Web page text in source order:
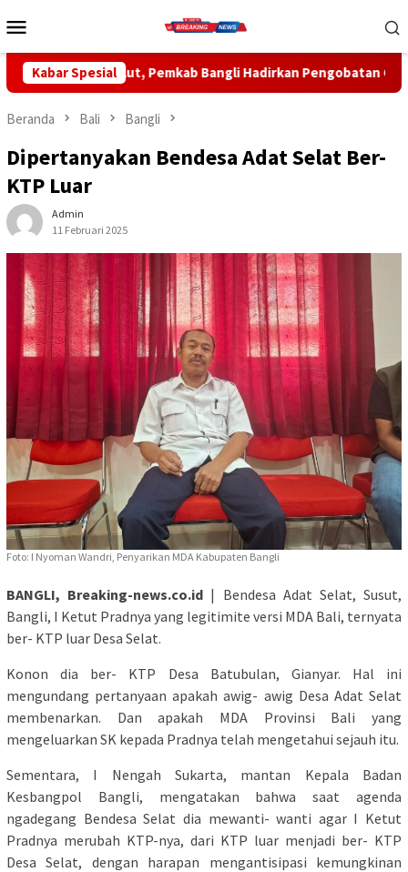
ke
Mobile
Kabar Spesial
Bangli Hadirkan Pengobatan Gratis di Empat Kecamatan
Beranda Bali Bangli
Dipertanyakan Bendesa Adat Selat Ber-
KTP Luar
Admin
11 Februari 2025
Foto: I Nyoman Wandri, Penyarikan MDA Kabupaten Bangli
BANGLI, Breaking-news.co.id | Bendesa Adat Selat, Susut,
Bangli, I Ketut Pradnya yang legitimite versi MDA Bali, ternyata
ber- KTP luar Desa Selat.
Konon dia ber- KTP Desa Batubulan, Gianyar. Hal ini
mengundang pertanyaan apakah awig- awig Desa Adat Selat
membenarkan. Dan apakah MDA Provinsi Bali yang
mengeluarkan SK kepada Pradnya telah mengetahui sejauh itu.
Sementara, I Nengah Sukarta, mantan Kepala Badan
Kesbangpol Bangli, mengatakan bahwa saat agenda
ngadegang Bendesa Selat dia mewanti- wanti agar I Ketut
Pradnya merubah KTP-nya, dari KTP luar menjadi ber- KTP
Desa Selat, dengan harapan mengantisipasi kemungkinan